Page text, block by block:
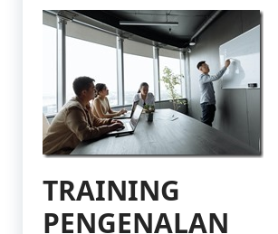
TRAINING
PENGENALAN